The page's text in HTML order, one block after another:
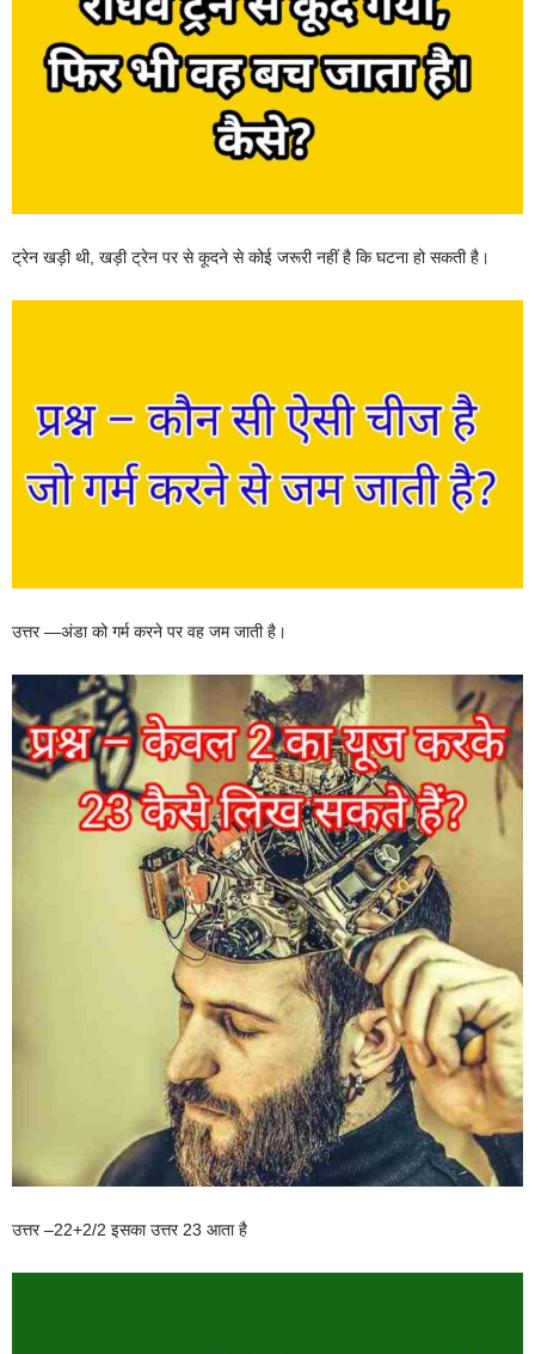
ट्रेन खड़ी थी, खड़ी ट्रेन पर से कूदने से कोई जरूरी नहीं है कि घटना हो सकती है।
उत्तर —अंडा को गर्म करने पर वह जम जाती है।
उत्तर –22+2/2 इसका उत्तर 23 आता है